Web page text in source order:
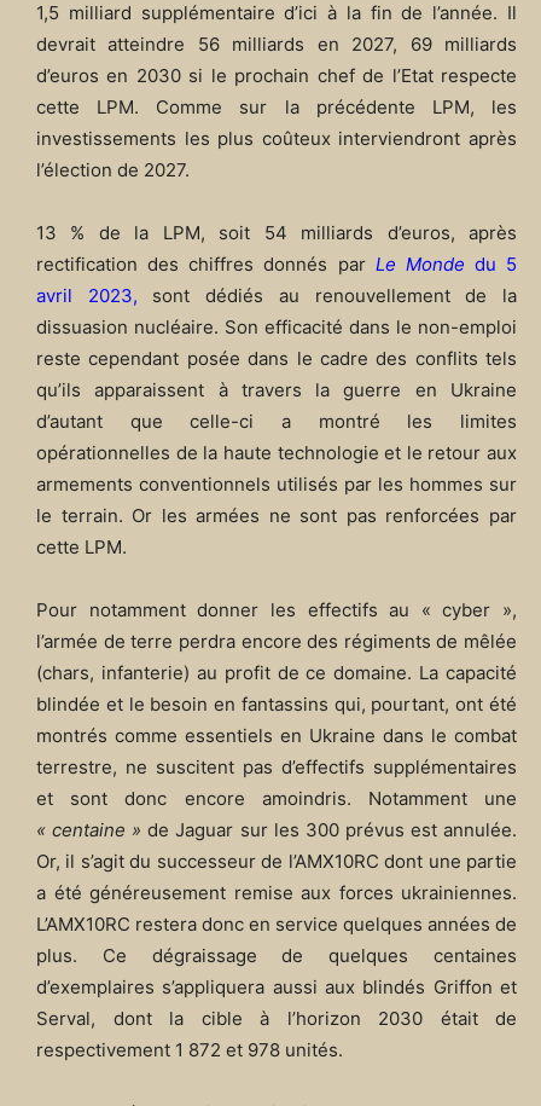
1,5 milliard supplémentaire d’ici à la fin de l’année. Il
devrait atteindre 56 milliards en 2027, 69 milliards
d’euros en 2030 si le prochain chef de l’Etat respecte
cette LPM. Comme sur la précédente LPM, les
investissements les plus coûteux interviendront après
l’élection de 2027.
13 % de la LPM, soit 54 milliards d’euros, après
rectification des chiffres donnés par Le Monde du 5
avril 2023, sont dédiés au renouvellement de la
dissuasion nucléaire. Son efficacité dans le non-emploi
reste cependant posée dans le cadre des conflits tels
qu’ils apparaissent à travers la guerre en Ukraine
d’autant que celle-ci a montré les limites
opérationnelles de la haute technologie et le retour aux
armements conventionnels utilisés par les hommes sur
le terrain. Or les armées ne sont pas renforcées par
cette LPM.
Pour notamment donner les effectifs au « cyber »,
l’armée de terre perdra encore des régiments de mêlée
(chars, infanterie) au profit de ce domaine. La capacité
blindée et le besoin en fantassins qui, pourtant, ont été
montrés comme essentiels en Ukraine dans le combat
terrestre, ne suscitent pas d’effectifs supplémentaires
et sont donc encore amoindris. Notamment une
« centaine » de Jaguar sur les 300 prévus est annulée.
Or, il s’agit du successeur de l’AMX10RC dont une partie
a été généreusement remise aux forces ukrainiennes.
L’AMX10RC restera donc en service quelques années de
plus. Ce dégraissage de quelques centaines
d’exemplaires s’appliquera aussi aux blindés Griffon et
Serval, dont la cible à l’horizon 2030 était de
respectivement 1 872 et 978 unités.